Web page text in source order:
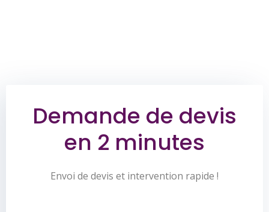
Demande de devis
en 2 minutes
Envoi de devis et intervention rapide !